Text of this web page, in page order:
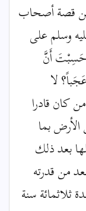
من قصة أصحاب
وسلم على
أَنَّ
لا
كان قادرا
بما
بعد ذلك
من قدرته
سنة